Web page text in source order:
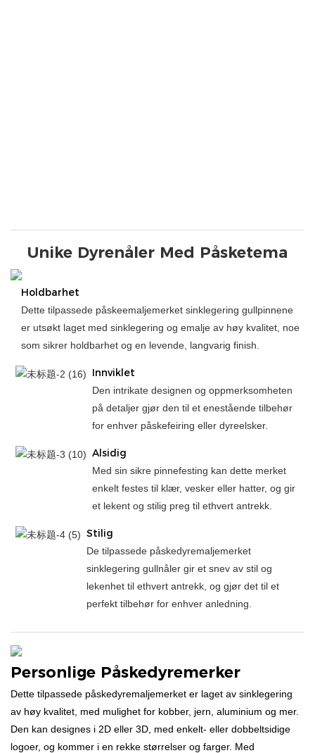
Unike Dyrenåler Med Påsketema
Holdbarhet
Dette tilpassede påskeemaljemerket sinklegering gullpinnene
er utsøkt laget med sinklegering og emalje av høy kvalitet, noe
som sikrer holdbarhet og en levende, langvarig finish.
Innviklet
Den intrikate designen og oppmerksomheten
på detaljer gjør den til et enestående tilbehør
for enhver påskefeiring eller dyreelsker.
Alsidig
Med sin sikre pinnefesting kan dette merket
enkelt festes til klær, vesker eller hatter, og gir
et lekent og stilig preg til ethvert antrekk.
Stilig
De tilpassede påskedyremaljemerket
sinklegering gullnåler gir et snev av stil og
lekenhet til ethvert antrekk, og gjør det til et
perfekt tilbehør for enhver anledning.
Personlige Påskedyremerker
Dette tilpassede påskedyremaljemerket er laget av sinklegering
av høy kvalitet, med mulighet for kobber, jern, aluminium og mer.
Den kan designes i 2D eller 3D, med enkelt- eller dobbeltsidige
logoer, og kommer i en rekke størrelser og farger. Med